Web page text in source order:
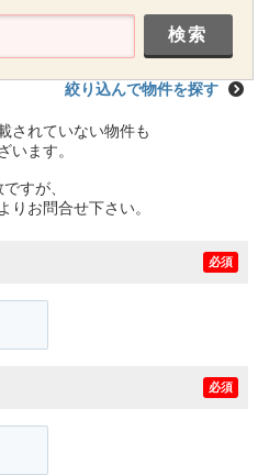
絞り込んで物件を探す
されていない物件も
います。
すが、
りお問合せ下さい。
必須
必須